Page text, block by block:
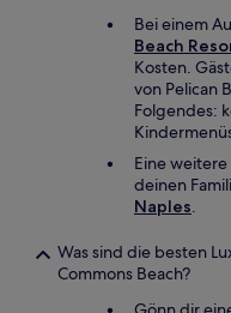
Bei einem
Beach
Kosten.
von Pelican
Folgendes:
Eine
deinen
Naples.
Was sind die besten
Commons Beach?